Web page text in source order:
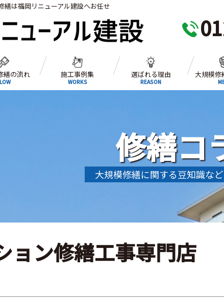
は福岡リニューアル建設へお任せ
繕の流れ 施工事例集
WORKS
選ばれる理由
REASON
大規模修
修繕コ
大規模修繕に関する豆知識な
ョン修繕工事専門店